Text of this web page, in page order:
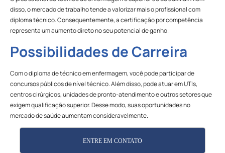
disso, o mercado de trabalho tende a valorizar mais o profissional com
diploma técnico. Consequentemente, a certificação por competência
representa um aumento direto no seu potencial de ganho.
Possibilidades de Carreira
Com o diploma de técnico em enfermagem, você pode participar de
concursos públicos de nível técnico. Além disso, pode atuar em UTIs,
centros cirúrgicos, unidades de pronto-atendimento e outros setores que
exigem qualificação superior. Desse modo, suas oportunidades no
mercado de saúde aumentam consideravelmente.
ENTRE EM CONTATO